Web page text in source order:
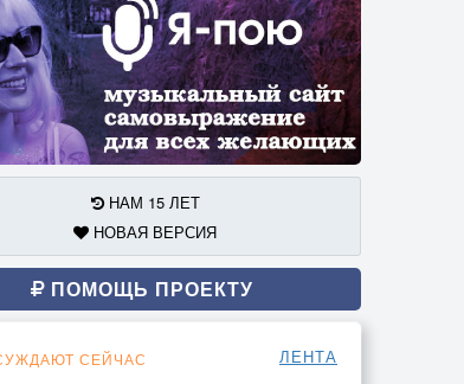
НАМ 15 ЛЕТ
НОВАЯ ВЕРСИЯ
ПОМОЩЬ ПРОЕКТУ
СЕЙЧАС ЛЕНТА